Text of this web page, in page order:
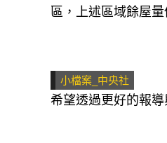
區，上述區域餘屋
小檔案_中央社
希望透過更好的報